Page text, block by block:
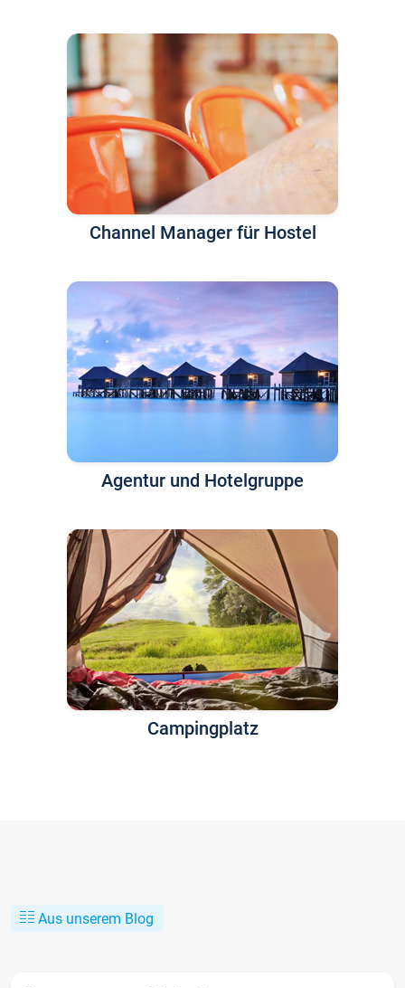
Channel Manager für Hostel
Agentur und Hotelgruppe
Campingplatz
Aus unserem Blog